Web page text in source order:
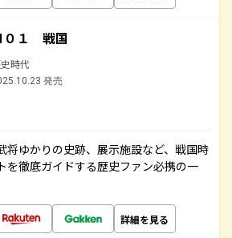
０１ 戦国
時代
発売
将ゆかりの史跡、展示施設など、戦国時
を徹底ガイドする歴史ファン必携の一
詳細を見る